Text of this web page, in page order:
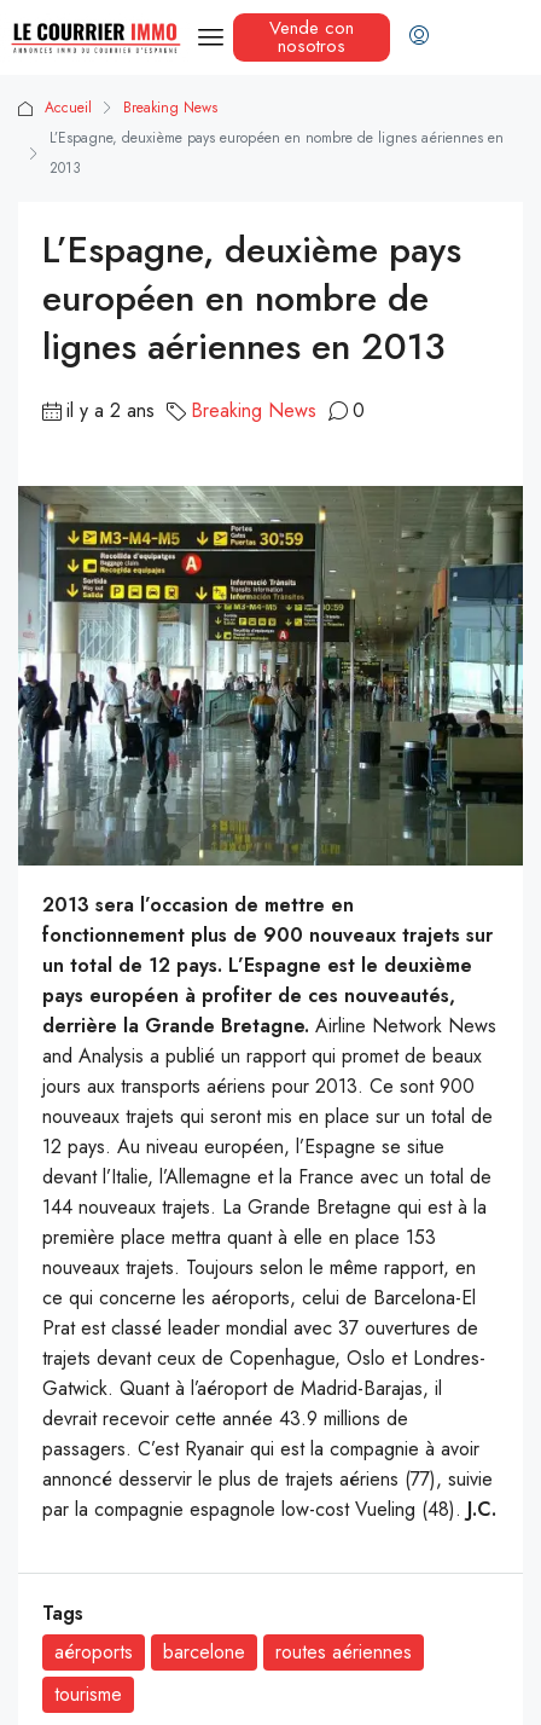
Vende con
nosotros
Accueil
Breaking News
L’Espagne, deuxième pays européen en nombre de lignes aériennes en
2013
L’Espagne, deuxième pays
européen en nombre de
lignes aériennes en 2013
il y a 2 ans Breaking News 0
2013 sera l’occasion de mettre en
fonctionnement plus de 900 nouveaux trajets sur
un total de 12 pays. L’Espagne est le deuxième
pays européen à profiter de ces nouveautés,
derrière la Grande Bretagne. Airline Network News
and Analysis a publié un rapport qui promet de beaux
jours aux transports aériens pour 2013. Ce sont 900
nouveaux trajets qui seront mis en place sur un total de
12 pays. Au niveau européen, l’Espagne se situe
devant l’Italie, l’Allemagne et la France avec un total de
144 nouveaux trajets. La Grande Bretagne qui est à la
première place mettra quant à elle en place 153
nouveaux trajets. Toujours selon le même rapport, en
ce qui concerne les aéroports, celui de Barcelona-El
Prat est classé leader mondial avec 37 ouvertures de
trajets devant ceux de Copenhague, Oslo et Londres-
Gatwick. Quant à l’aéroport de Madrid-Barajas, il
devrait recevoir cette année 43.9 millions de
passagers. C’est Ryanair qui est la compagnie à avoir
annoncé desservir le plus de trajets aériens (77), suivie
par la compagnie espagnole low-cost Vueling (48). J.C.
Tags
aéroports
barcelone
routes aériennes
tourisme